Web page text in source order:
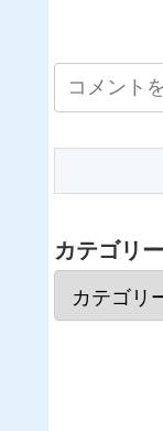
カテゴリー